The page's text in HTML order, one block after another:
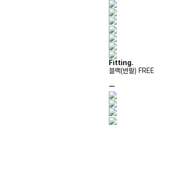
Fitting.
블랙(반팔) FREE
ㅡ